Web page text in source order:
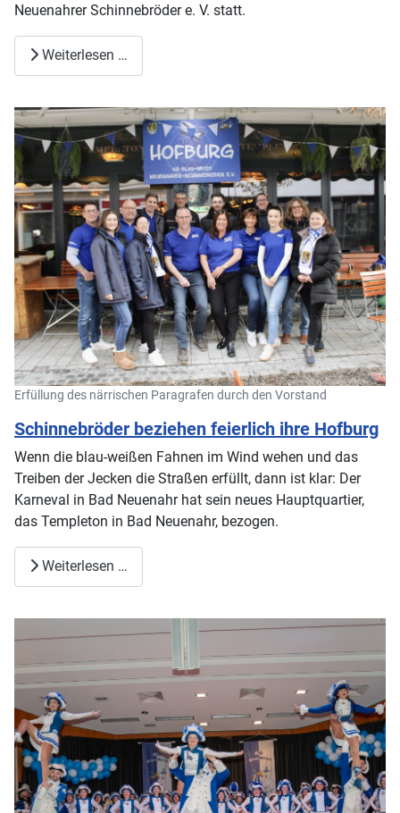
Neuenahrer Schinnebröder e. V. statt.
Weiterlesen …
Erfüllung des närrischen Paragrafen durch den Vorstand
Schinnebröder beziehen feierlich ihre Hofburg
Wenn die blau-weißen Fahnen im Wind wehen und das
Treiben der Jecken die Straßen erfüllt, dann ist klar: Der
Karneval in Bad Neuenahr hat sein neues Hauptquartier,
das Templeton in Bad Neuenahr, bezogen.
Weiterlesen …